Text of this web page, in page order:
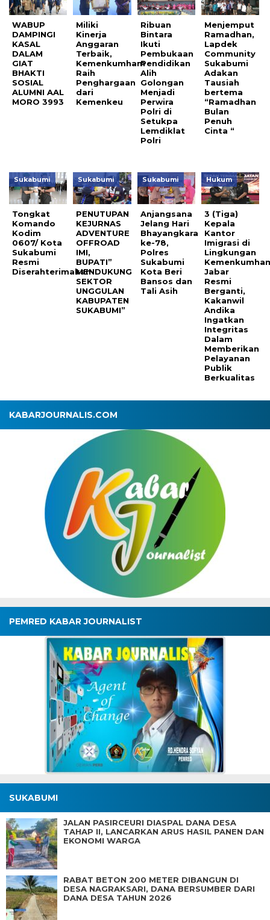
WABUP
DAMPINGI
KASAL
DALAM
GIAT
BHAKTI
SOSIAL
ALUMNI AAL
MORO 3993
Miliki
Kinerja
Anggaran
Terbaik,
Kemenkumham
Raih
Penghargaan
dari
Kemenkeu
Ribuan
Bintara
Ikuti
Pembukaan
Pendidikan
Alih
Golongan
Menjadi
Perwira
Polri di
Setukpa
Lemdiklat
Polri
Menjemput
Ramadhan,
Lapdek
Community
Sukabumi
Adakan
Tausiah
bertema
“Ramadhan
Bulan
Penuh
Cinta “
Sukabumi
Tongkat
Komando
Kodim
0607/ Kota
Sukabumi
Resmi
Diserahterimakan
Sukabumi
PENUTUPAN
KEJURNAS
ADVENTURE
OFFROAD
IMI,
BUPATI”
MENDUKUNG
SEKTOR
UNGGULAN
KABUPATEN
SUKABUMI”
Sukabumi
Anjangsana
Jelang Hari
Bhayangkara
ke-78,
Polres
Sukabumi
Kota Beri
Bansos dan
Tali Asih
Hukum
3 (Tiga)
Kepala
Kantor
Imigrasi di
Lingkungan
Jabar
Resmi
Berganti,
Kakanwil
Andika
Ingatkan
Integritas
Dalam
Memberikan
Pelayanan
Publik
Berkualitas
KABARJOURNALIS.COM
PEMRED KABAR JOURNALIST
SUKABUMI
JALAN PASIRCEURI DIASPAL DANA DESA
TAHAP II, LANCARKAN ARUS HASIL PANEN DAN
EKONOMI WARGA
RABAT BETON 200 METER DIBANGUN DI
DESA NAGRAKSARI, DANA BERSUMBER DARI
DANA DESA TAHUN 2026